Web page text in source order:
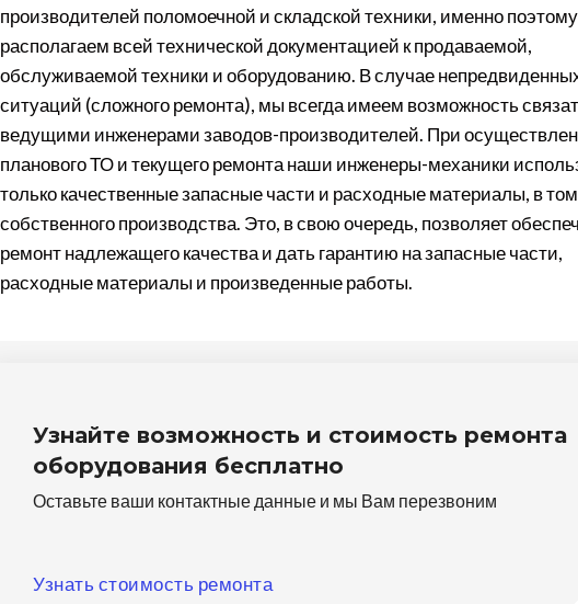
производителей поломоечной и складской техники, именно
располагаем всей технической документацией к продаваемой,
обслуживаемой техники и оборудованию. В случае
ситуаций (сложного ремонта), мы всегда имеем возможность
ведущими инженерами заводов-производителей. При
планового ТО и текущего ремонта наши инженеры-механики
только качественные запасные части и расходные материалы, в
собственного производства. Это, в свою очередь, позволяет
ремонт надлежащего качества и дать гарантию на запасные части,
расходные материалы и произведенные работы.
Узнайте возможность и стоимость ремонта
оборудования бесплатно
Оставьте ваши контактные данные и мы Вам перезвоним
Узнать стоимость ремонта